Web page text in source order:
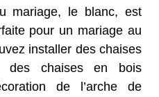
mariage, le blanc, est
pour un mariage au
installer des chaises
des chaises en bois
de l’arche de